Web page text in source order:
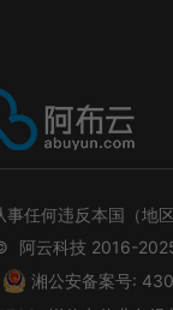
任何违反本国（地
阿云科技 2016-
湘公安备案号: